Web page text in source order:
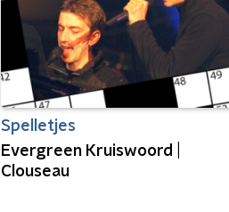
Spelletjes
Evergreen Kruiswoord |
Clouseau